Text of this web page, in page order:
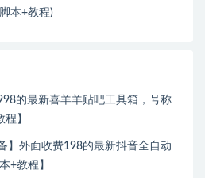
本+教程)
的最新喜羊羊贴吧工具箱，号称
】
】外面收费198的最新抖音全自动
+教程】